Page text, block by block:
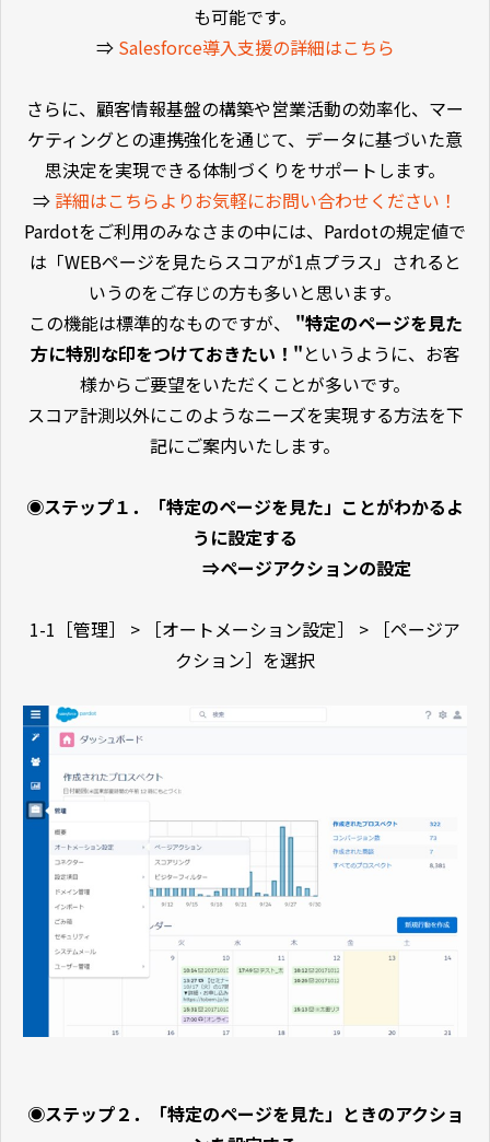
も可能です。
⇒ Salesforce導入支援の詳細はこちら
さらに、顧客情報基盤の構築や営業活動の効率化、マー
ケティングとの連携強化を通じて、データに基づいた意
思決定を実現できる体制づくりをサポートします。
⇒ 詳細はこちらよりお気軽にお問い合わせください！
Pardotをご利用のみなさまの中には、Pardotの規定値で
は「WEBページを見たらスコアが1点プラス」されると
いうのをご存じの方も多いと思います。
この機能は標準的なものですが、
"特定のページを見た
方に特別な印をつけておきたい！"というように、お客
様からご要望をいただくことが多いです。
スコア計測以外にこのようなニーズを実現する方法を下
記にご案内いたします。
◉ステップ１．「特定のページを見た」ことがわかるよ
うに設定する
⇒ページアクションの設定
1-1［管理］ > ［オートメーション設定］ > ［ページア
クション］を選択
◉ステップ２．「特定のページを見た」ときのアクショ